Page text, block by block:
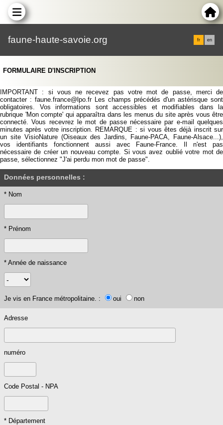
faune-haute-savoie.org fr en
FORMULAIRE D'INSCRIPTION
IMPORTANT : si vous ne recevez pas votre mot de passe, merci de
contacter : faune.france@lpo.fr Les champs précédés d'un astérisque sont
obligatoires. Vos informations sont accessibles et modifiables dans la
rubrique 'Mon compte' qui apparaîtra dans les menus du site après vous être
connecté. Vous recevrez le mot de passe nécessaire par e-mail quelques
minutes après votre inscription. REMARQUE : si vous êtes déjà inscrit sur
un site VisioNature (Oiseaux des Jardins, Faune-PACA, Faune-Alsace...),
vos identifiants fonctionnent aussi avec Faune-France. Il n'est pas
nécessaire de créer un nouveau compte. Si vous avez oublié votre mot de
passe, sélectionnez "J'ai perdu mon mot de passe".
Données personnelles :
* Nom
* Prénom
* Année de naissance
Je vis en France métropolitaine. : oui non
Adresse
numéro
Code Postal - NPA
* Département